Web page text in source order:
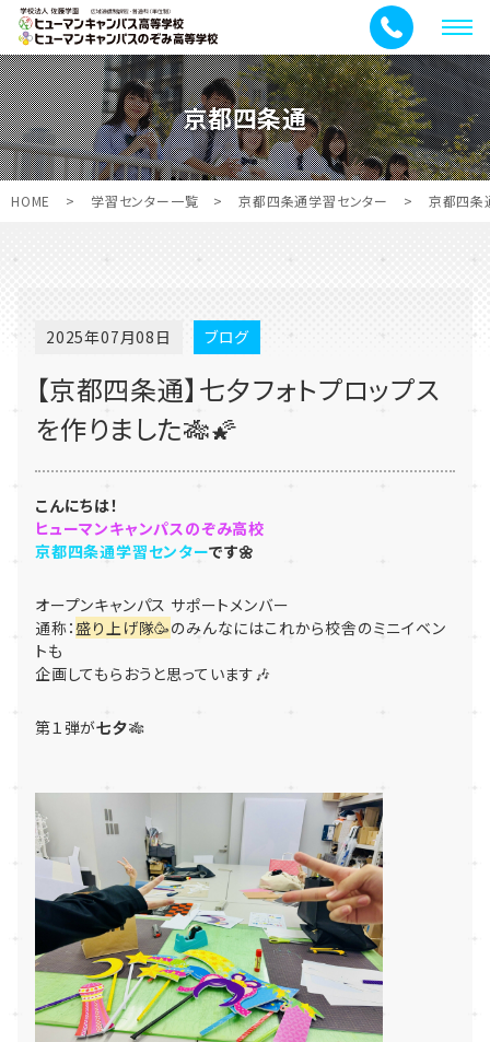
メ
ニ
ュ
ー
京都四条通
HOME > 学習センター一覧 > 京都四条通学習センター > 京都四条
2025年07月08日 ブログ
【京都四条通】七夕フォトプロップス
を作りました🎋🌠
こんにちは！
ヒューマンキャンパスのぞみ高校
京都四条通学習センターです🌼
オープンキャンパス サポートメンバー
通称：盛り上げ隊🥳のみんなにはこれから校舎のミニイベン
トも
企画してもらおうと思っています🎶
第１弾が七夕🎋